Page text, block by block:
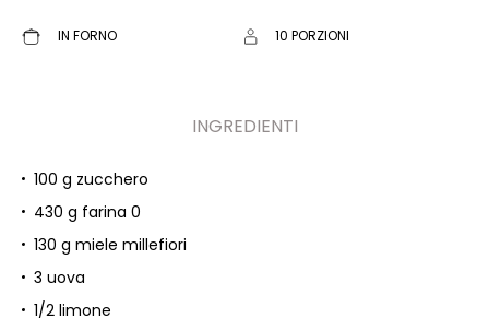
IN FORNO 10 PORZIONI
INGREDIENTI
100 g zucchero
430 g farina 0
130 g miele millefiori
3 uova
1/2 limone